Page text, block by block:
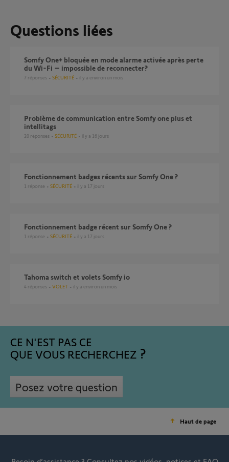
Questions liées
Somfy One+ bloquée en mode alarme activée après perte
du Wi-Fi – impossible de reconnecter?
7 réponses SÉCURITÉ il y a environ un mois
Problème de communication entre Somfy one plus et
intellitags
20 réponses SÉCURITÉ il y a 16 jours
Fonctionnement badges récents sur Somfy One ?
1 réponse SÉCURITÉ il y a 17 jours
Fonctionnement badge récent sur Somfy One ?
1 réponse SÉCURITÉ il y a 17 jours
Tahoma switch et volets Somfy io
4 réponses VOLET il y a environ un mois
CE N'EST PAS CE
QUE VOUS RECHERCHEZ
Posez votre question
Haut de page